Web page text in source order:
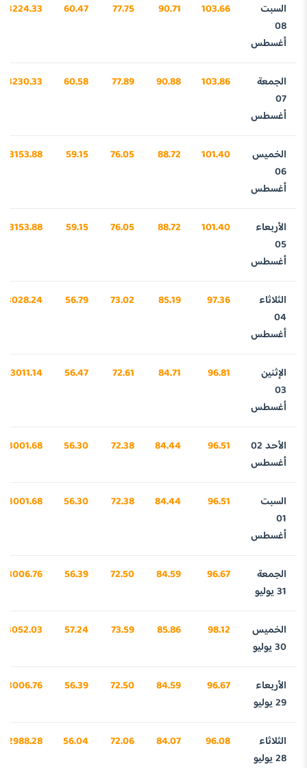
السبت
08
أغسطس
103.66
90.71
77.75
60.47
3224.33
الجمعة
07
أغسطس
103.86
90.88
77.89
60.58
3230.33
الخميس
06
أغسطس
101.40
88.72
76.05
59.15
3153.88
الأربعاء
05
أغسطس
101.40
88.72
76.05
59.15
3153.88
الثلاثاء
04
أغسطس
97.36
85.19
73.02
56.79
3028.24
الإثنين
03
أغسطس
96.81
84.71
72.61
56.47
3011.14
الأحد 02
أغسطس
96.51
84.44
72.38
56.30
3001.68
السبت
01
أغسطس
96.51
84.44
72.38
56.30
3001.68
الجمعة
31 يوليو
96.67
84.59
72.50
56.39
3006.76
الخميس
30 يوليو
98.12
85.86
73.59
57.24
3052.03
الأربعاء
29 يوليو
96.67
84.59
72.50
56.39
3006.76
الثلاثاء
28 يوليو
96.08
84.07
72.06
56.04
2988.28